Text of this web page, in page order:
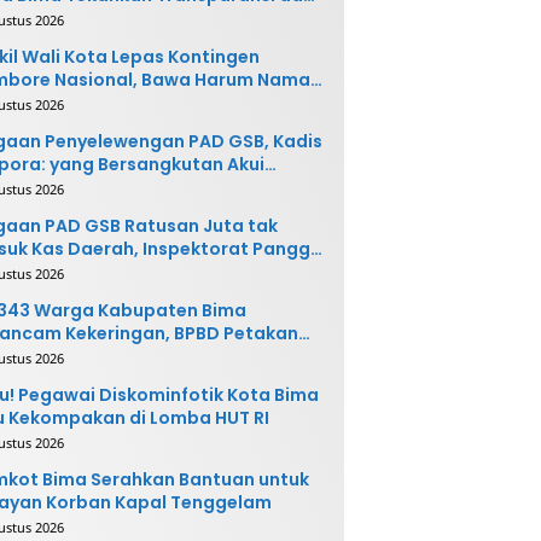
2026
Wali Kota Lepas Kontingen
Nasional, Bawa Harum Nama
Bima
2026
Penyelewengan PAD GSB, Kadis
yang Bersangkutan Akui
dan Siap
2026
PAD GSB Ratusan Juta tak
Kas Daerah, Inspektorat Panggil
Terkait
2026
Warga Kabupaten Bima
Kekeringan, BPBD Petakan
Rawan
2026
Pegawai Diskominfotik Kota Bima
Kekompakan di Lomba HUT RI
2026
Bima Serahkan Bantuan untuk
Korban Kapal Tenggelam
2026